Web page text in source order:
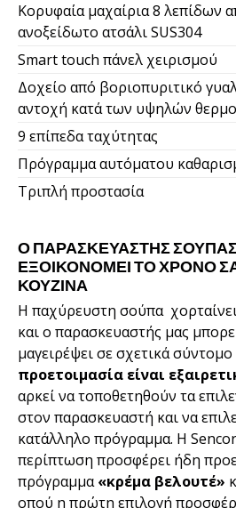
Κορυφαία μαχαίρια 8 λεπίδων
ανοξείδωτο ατσάλι SUS304
Smart touch πάνελ χειρισμού
Δοχείο από βοριοπυριτικό
αντοχή κατά των υψηλών
9 επίπεδα ταχύτητας
Πρόγραμμα αυτόματου
Τριπλή προστασία
Ο ΠΑΡΑΣΚΕΥΑΣΤΉΣ
ΕΞΟΙΚΟΝΟΜΕΊ ΤΟ ΧΡΌΝΟ
ΚΟΥΖΊΝΑ
Η παχύρευστη σούπα
και ο παρασκευαστής μας
μαγειρέψει σε σχετικά
προετοιμασία είναι
αρκεί να τοποθετηθούν τα
στον παρασκευαστή και να
κατάλληλο πρόγραμμα. Η
περίπτωση προσφέρει ήδη
πρόγραμμα«κρέμα βελουτέ»
οπού η πρώτη επιλογή